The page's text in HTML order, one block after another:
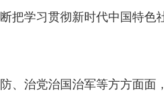
把学习贯彻新时代中国特色
、治党治国治军等方方面面